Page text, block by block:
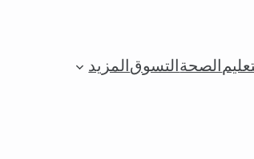
الصحة التسوق المزيد